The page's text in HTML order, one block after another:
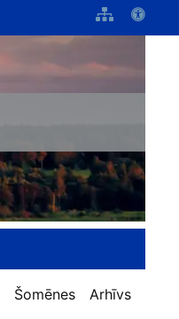
Šomēnes Arhīvs